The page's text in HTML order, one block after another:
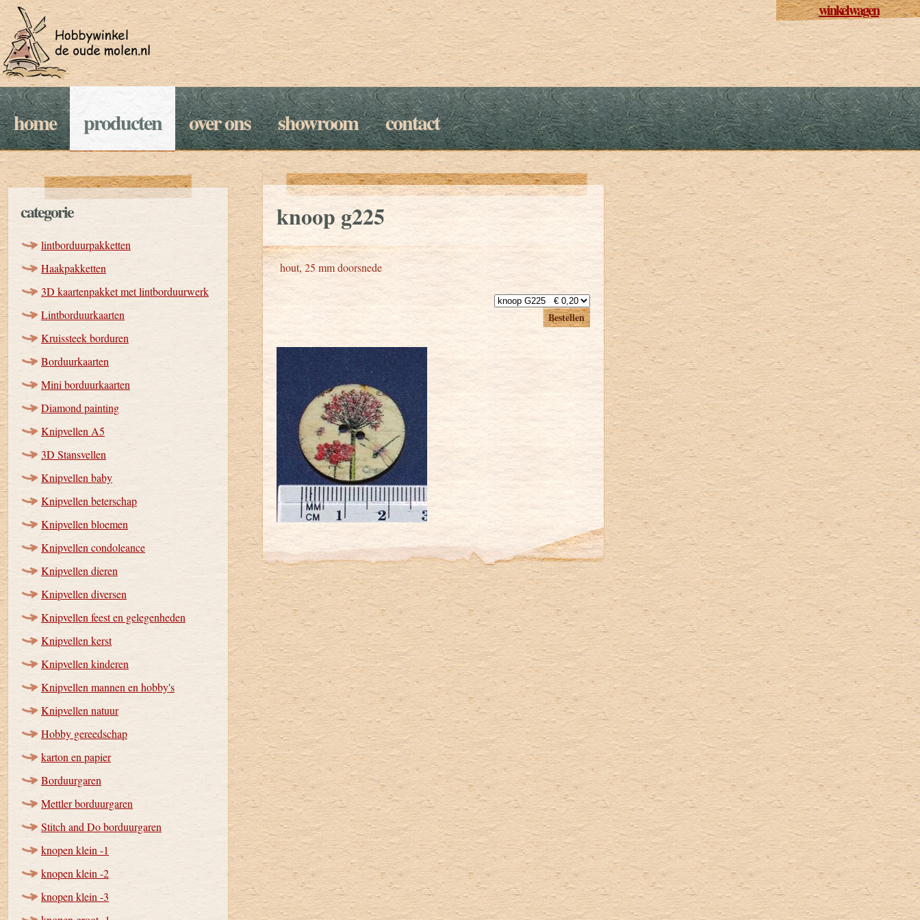
winkelwagen
home producten over ons showroom contact
categorie
lintborduurpakketten
Haakpakketten
3D kaartenpakket met lintborduurwerk
Lintborduurkaarten
Kruissteek borduren
Borduurkaarten
Mini borduurkaarten
Diamond painting
Knipvellen A5
3D Stansvellen
Knipvellen baby
Knipvellen beterschap
Knipvellen bloemen
Knipvellen condoleance
Knipvellen dieren
Knipvellen diversen
Knipvellen feest en gelegenheden
Knipvellen kerst
Knipvellen kinderen
Knipvellen mannen en hobby's
Knipvellen natuur
Hobby gereedschap
karton en papier
Borduurgaren
Mettler borduurgaren
Stitch and Do borduurgaren
knopen klein -1
knopen klein -2
knopen klein -3
knoop g225
hout, 25 mm doorsnede